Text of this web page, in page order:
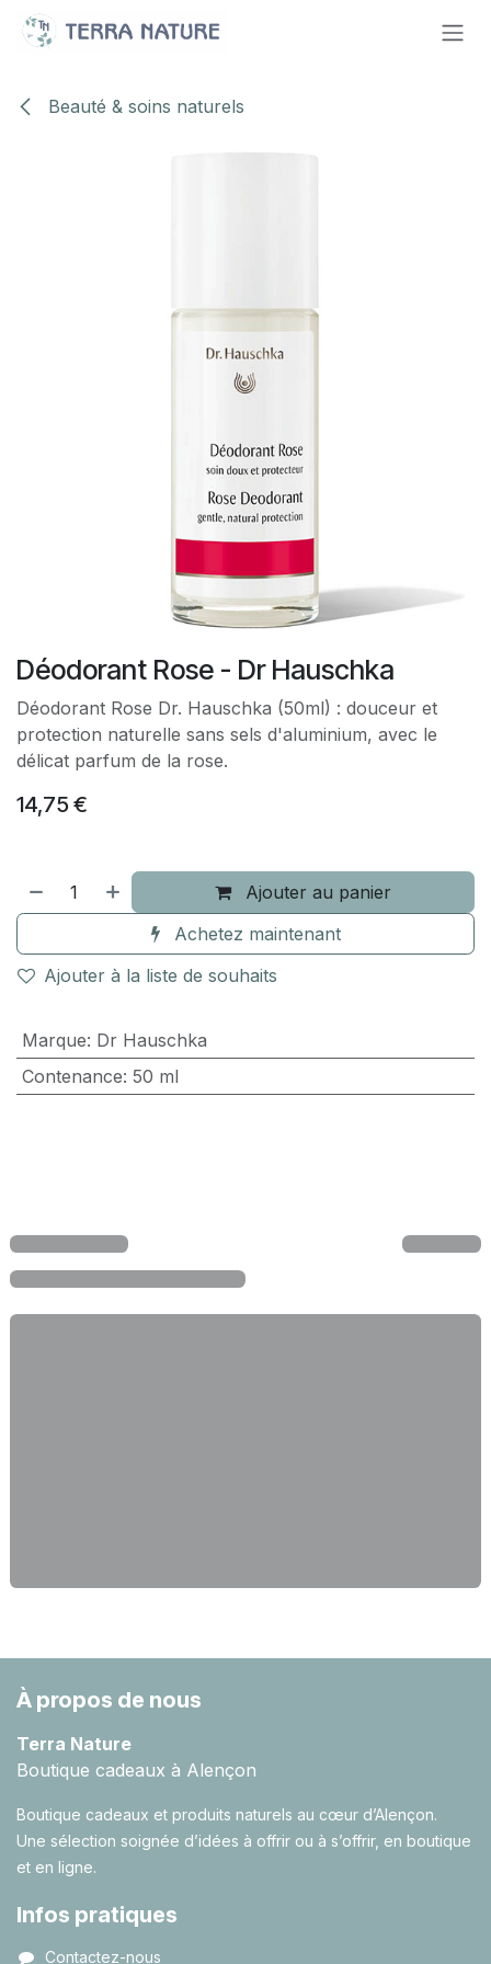
Se rendre au contenu
Beauté & soins naturels
Déodorant Rose - Dr Hauschka
Déodorant Rose Dr. Hauschka (50ml) : douceur et
protection naturelle sans sels d'aluminium, avec le
délicat parfum de la rose.
14,75 €
Ajouter au panier
Achetez maintenant
Ajouter à la liste de souhaits
Marque: Dr Hauschka
Contenance: 50 ml
À propos de nous
Terra Nature
Boutique cadeaux à Alençon
Boutique cadeaux et produits naturels au cœur d’Alençon.
Une sélection soignée d’idées à offrir ou à s’offrir, en boutique
et en ligne.
Infos pratiques
Contactez-nous